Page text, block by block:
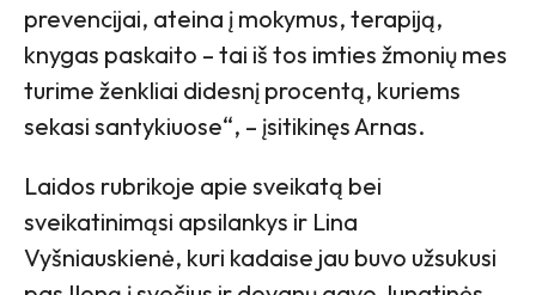
prevencijai, ateina į mokymus, terapiją,
knygas paskaito – tai iš tos imties žmonių mes
turime ženkliai didesnį procentą, kuriems
sekasi santykiuose“, – įsitikinęs Arnas.
Laidos rubrikoje apie sveikatą bei
sveikatinimąsi apsilankys ir Lina
Vyšniauskienė, kuri kadaise jau buvo užsukusi